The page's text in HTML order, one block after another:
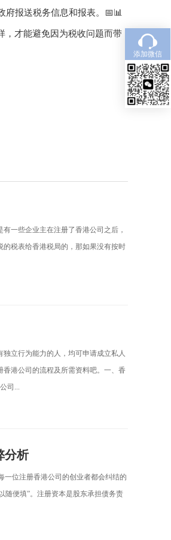
府报送税务信息和报表。📅📊
，才能避免因为税收问题而带
一些企业主在注册了香港公司之后，
税表给香港税局的，那如果没有按时
立行为能力的人，均可申请成立私人
港公司的流程及所需资料吧。一、香
司...
分析
一位注册香港公司的创业者都会纠结的
便填”。注册资本是股东承担债务责
添加微信